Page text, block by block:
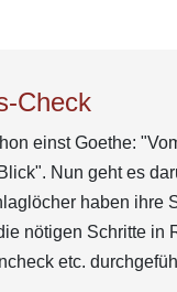
Check
einst Goethe:
Nun geht es
haben ihre
nötigen Schritte in
etc.